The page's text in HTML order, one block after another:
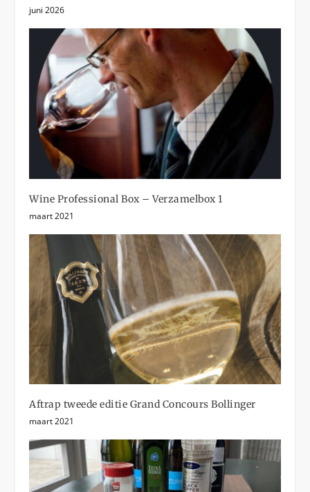
juni 2026
Wine Professional Box – Verzamelbox 1
maart 2021
Aftrap tweede editie Grand Concours Bollinger
maart 2021